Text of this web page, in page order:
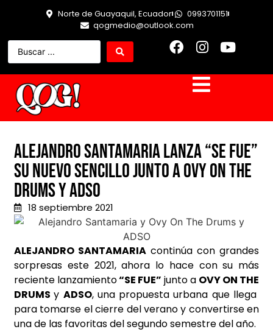
Norte de Guayaquil, Ecuador
0993701151
qogmedio@outlook.com
Alejandro Santamaria lanza “Se Fue”
su nuevo sencillo junto a Ovy On The
Drums y ADSO
18 septiembre 2021
ALEJANDRO SANTAMARIA continúa con grandes
sorpresas este 2021, ahora lo hace con su más
reciente lanzamiento“SE FUE” junto a OVY ON THE
DRUMSy ADSO, una propuesta urbana que llega
para tomarse el cierre del verano y convertirse en
una de las favoritas del segundo semestre del año.